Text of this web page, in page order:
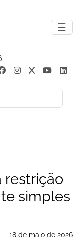
☰
restrição
simples
18 de maio de 2026